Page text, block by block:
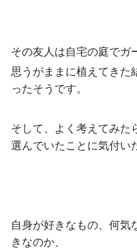
その友人は自宅の庭でガ
思うがままに植えてきた
ったそうです。
そして、よく考えてみた
選んでいたことに気付い
自身が好きなもの、何
きなのか、